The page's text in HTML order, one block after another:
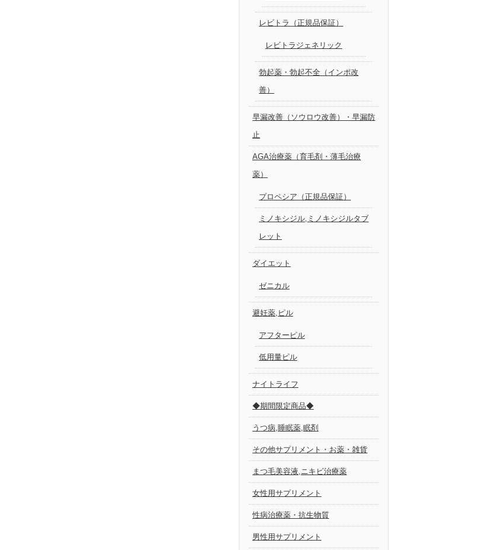
レビトラ（正規品保証）
レビトラジェネリック
勃起薬・勃起不全（インポ改
善）
早漏改善（ソウロウ改善）・早漏防
止
AGA治療薬（育毛剤・薄毛治療
薬）
プロペシア（正規品保証）
ミノキシジル,ミノキシジルタブ
レット
ダイエット
ゼニカル
避妊薬,ピル
アフターピル
低用量ピル
ナイトライフ
◆期間限定商品◆
うつ病,睡眠薬,眠剤
その他サプリメント・お薬・雑貨
まつ毛美容液,ニキビ治療薬
女性用サプリメント
性病治療薬・抗生物質
男性用サプリメント